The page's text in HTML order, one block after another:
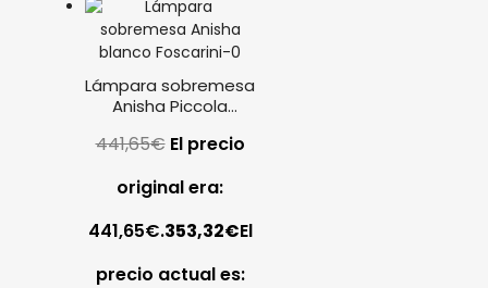
Lámpara sobremesa
Anisha Piccola
441,65€ El precio
original era:
441,65€.353,32€El
precio actual es: